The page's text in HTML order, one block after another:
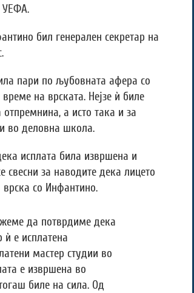
УЕФА.
бил генерален секретар на
пари по љубовната афера со
на врската. Нејзе ѝ биле
а исто така и за
во деловна школа.
исплата била извршена и
свесни за наводите дека лицето
со Инфантино.
да потврдиме дека
ѝ е исплатена
мастер студии во
е извршена во
биле на сила. Од